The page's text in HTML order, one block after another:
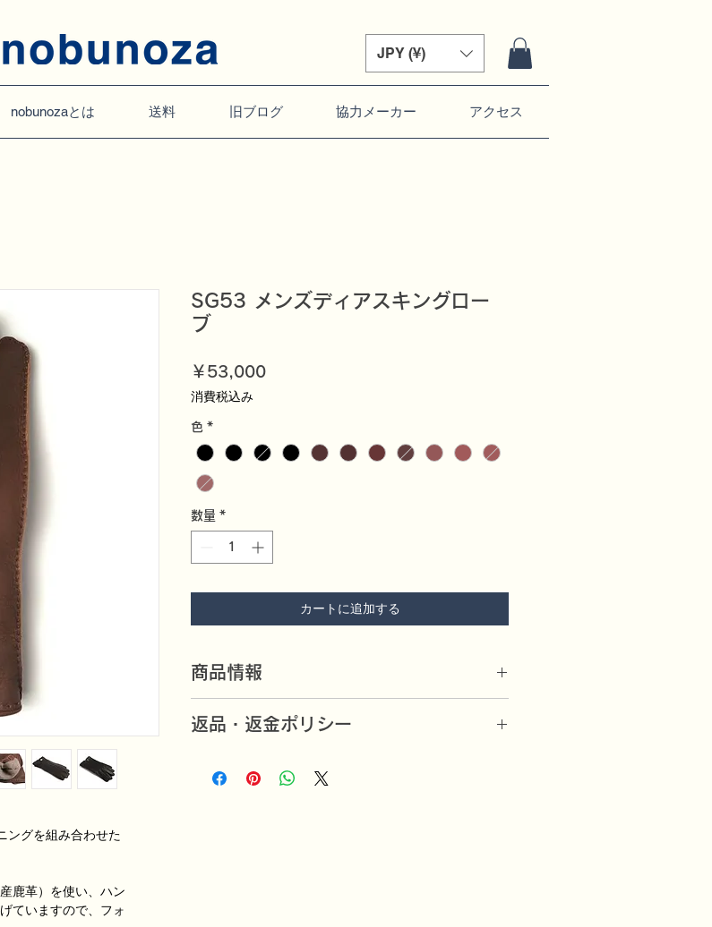
JPY (¥)
nobunozaとは 送料 旧ブログ 協力メーカー アクセス
ングを組み合わせた
鹿革）を使い、ハン
ていますので、フォ
SG53 メンズディアスキングロー
ブ
￥53,000価
消費税込み
色 *
数量 *
カートに追加する
商品情報
サイズは、6.5、7.0、7.5、8.0、の4サイズ。
素材は、最高級ディアスキン使用。
返品・返金ポリシー
いたします。（返品送料は、弊店にて負担）